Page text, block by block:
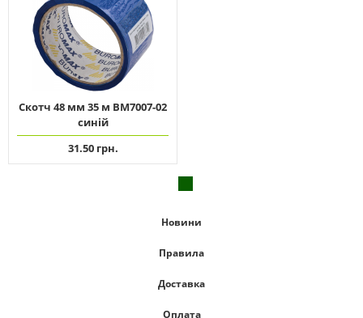
Скотч 48 мм 35 м ВМ7007-02
синій
31.50 грн.
Новини
Правила
Доставка
Оплата